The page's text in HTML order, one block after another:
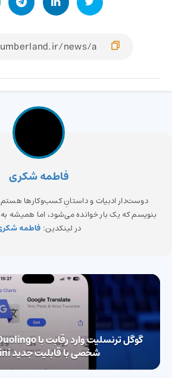
فاطمه شکری
دوست‌دار ادبیات و داستانِ کسب‌وکارها
بنویسم که یک بار خوانده می‌شود، اما همیشه
در لینکدین: فاطمه
شخصی با قابلیت جدید Gemini